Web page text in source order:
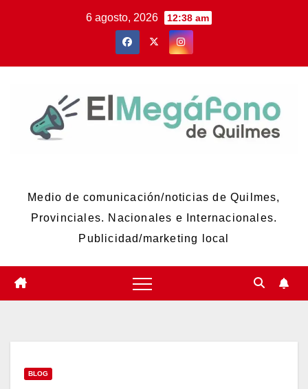
6 agosto, 2026 12:38 am
Medio de comunicación/noticias de Quilmes,
Provinciales. Nacionales e Internacionales.
Publicidad/marketing local
BLOG